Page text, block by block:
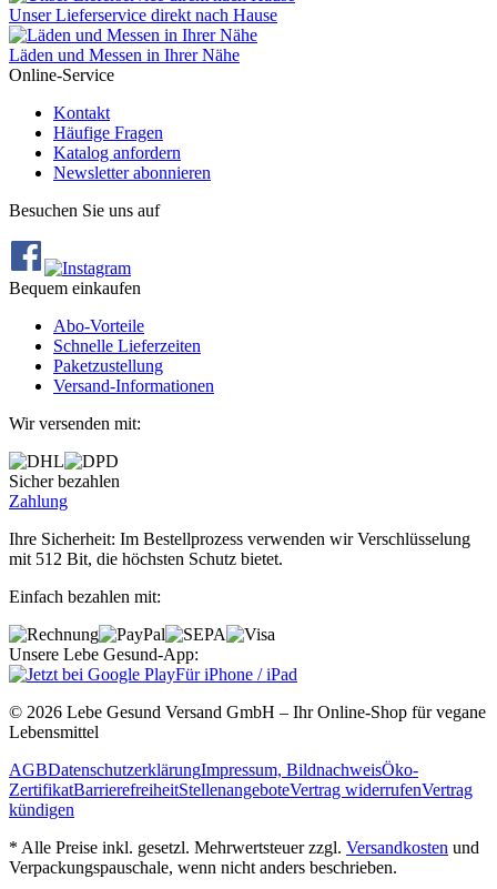
Unser Lieferservice direkt nach Hause
Läden und Messen in Ihrer Nähe
Online-Service
Kontakt
Häufige Fragen
Katalog anfordern
Newsletter abonnieren
Besuchen Sie uns auf
Bequem einkaufen
Abo‐Vorteile
Schnelle Lieferzeiten
Paketzustellung
Versand‐Informationen
Wir versenden mit:
Sicher bezahlen
Zahlung
Ihre Sicherheit: Im Bestellprozess verwenden wir Verschlüsselung
mit 512 Bit, die höchsten Schutz bietet.
Einfach bezahlen mit:
Unsere Lebe Gesund-App:
Für iPhone / iPad
© 2026 Lebe Gesund Versand GmbH – Ihr Online‐Shop für vegane
Lebensmittel
AGBDatenschutzerklärungImpressum, BildnachweisÖko‐
ZertifikatBarrierefreiheitStellenangeboteVertrag widerrufenVertrag
kündigen
* Alle Preise inkl. gesetzl. Mehrwertsteuer zzgl. Versandkosten und
Verpackungspauschale, wenn nicht anders beschrieben.